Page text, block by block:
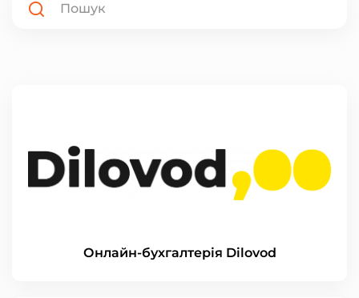
Онлайн-бухгалтерія Dilovod